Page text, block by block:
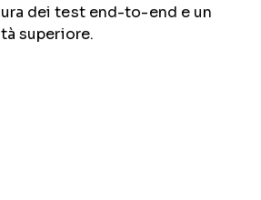
dei test end-to-end e un
superiore.